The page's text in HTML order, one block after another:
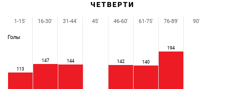
ЧЕТВЕРТИ
Голы
113
147 144 142 140
194
1-15' 16-30' 31-44' 45' 46-60' 61-75' 76-89' 90'